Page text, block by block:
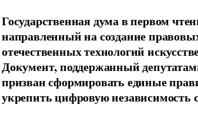
Государственная дума в первом
направленный на создание
отечественных технологий
Документ, поддержанный
призван сформировать единые
укрепить цифровую независимость